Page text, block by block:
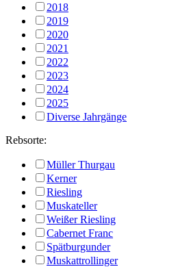
2018
2019
2020
2021
2022
2023
2024
2025
Diverse Jahrgänge
Rebsorte:
Müller Thurgau
Kerner
Riesling
Muskateller
Weißer Riesling
Cabernet Franc
Spätburgunder
Muskattrollinger